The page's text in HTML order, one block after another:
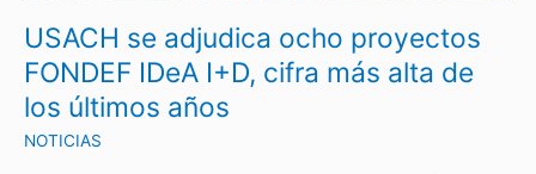
USACH se adjudica ocho proyectos
FONDEF IDeA I+D, cifra más alta de
los últimos años
NOTICIAS
I+D,
cifra
más
alta
de